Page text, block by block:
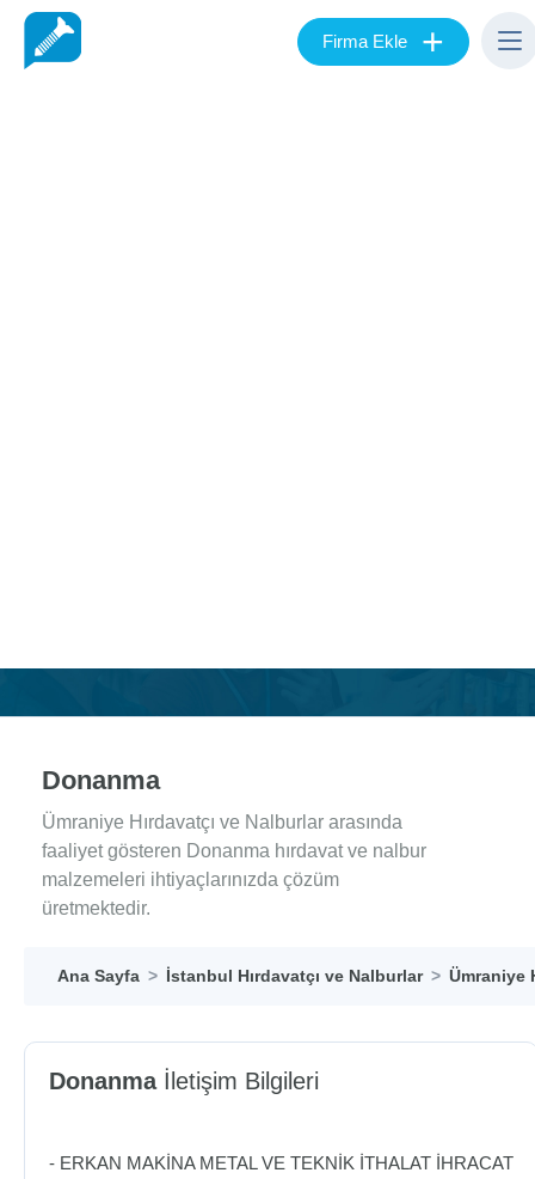
Firma Ekle +
Donanma
Ümraniye Hırdavatçı ve Nalburlar arasında
faaliyet gösteren Donanma hırdavat ve nalbur
malzemeleri ihtiyaçlarınızda çözüm
üretmektedir.
Ana Sayfa İstanbul Hırdavatçı ve Nalburlar Ümraniye
Donanmaİletişim Bilgileri
- ERKAN MAKİNA METAL VE TEKNİK İTHALAT İHRACAT